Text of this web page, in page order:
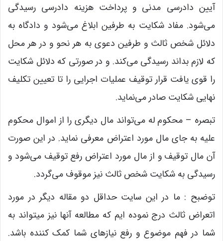
آیین دادرسی مدنی و پرداخت هزینه دادرسی رسیدگی
می‌شود. مفاد شکایت به طرفین ابلاغ می‌شود و دادگاه به
دلائل شخص ثالث و طرفین دعوی به هر نحو و در هر محل
که لازم بداند رسیدگی می‌کند. و در صورتی که‌ دلائل شکایت
را قوی یافت قرار توقیف عملیات اجرایی را تا تعیین تکلیف
نهایی شکایت صادر می‌نماید.
تبصره – محکوم له می‌تواند مال دیگری را از اموال محکوم
‌علیه به جای مال مورد اعتراض معرفی نماید. در این صورت
آن مال توقیف و از مال ‌مورد اعتراض رفع توقیف می‌شود و
رسیدگی به شکایت شخص ثالث نیز موقوف می‌گردد.
توضبح : ما در این سایت حداقل دو مقاله دیگر در مورد
اتعراض ثالث درج نموده ایم که مطالعه آنها نیز میتواند به
شما در فهم موضوع و رفع نیازهای شما کمک کننده باشد.